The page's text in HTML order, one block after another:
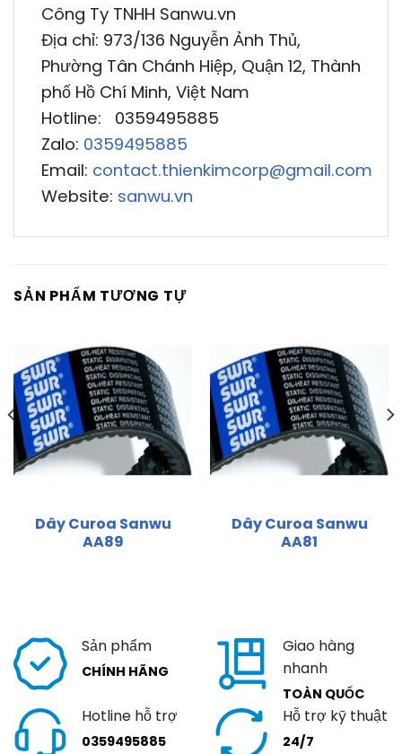
Công Ty TNHH Sanwu.vn
Địa chỉ: 973/136 Nguyễn Ảnh Thủ,
Phường Tân Chánh Hiệp, Quận 12, Thành
phố Hồ Chí Minh, Việt Nam
Hotline: 0359495885
Zalo: 0359495885
Email: contact.thienkimcorp@gmail.com
Website: sanwu.vn
SẢN PHẨM TƯƠNG TỰ
Dây Curoa Sanwu
AA89
Dây Curoa Sanwu
AA81
Sản phẩm
CHÍNH HÃNG
Giao hàng
nhanh
TOÀN QUỐC
Hotline hỗ trợ
0359495885
Hỗ trợ kỹ thuật
24/7